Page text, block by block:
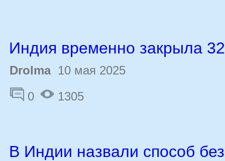
Индия временно закрыла
Drolma10 мая 2025
0
1305
В Индии назвали способ